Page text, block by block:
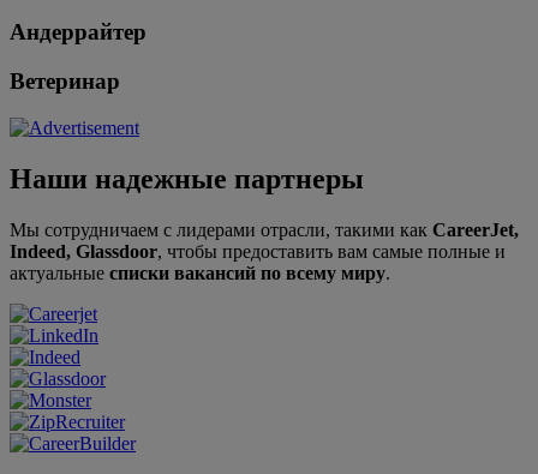
Андеррайтер
Ветеринар
Наши надежные партнеры
Мы сотрудничаем с лидерами отрасли, такими как CareerJet,
Indeed, Glassdoor, чтобы предоставить вам самые полные и
актуальные списки вакансий по всему миру.